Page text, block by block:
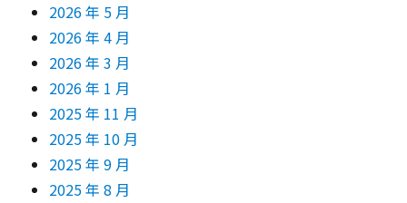
2026 年 5 月
2026 年 4 月
2026 年 3 月
2026 年 1 月
2025 年 11 月
2025 年 10 月
2025 年 9 月
2025 年 8 月